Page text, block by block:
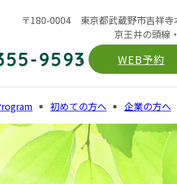
〒180-0004 東京都武蔵野市吉祥
京王井の頭線
9593 WEB予約
初めての方へ 企業の方へ